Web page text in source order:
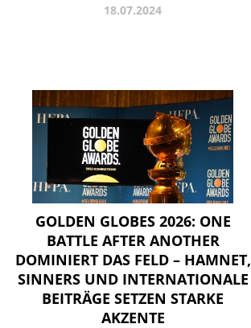
18.07.2024
GOLDEN GLOBES 2026: ONE
BATTLE AFTER ANOTHER
DOMINIERT DAS FELD – HAMNET,
SINNERS UND INTERNATIONALE
BEITRÄGE SETZEN STARKE
AKZENTE